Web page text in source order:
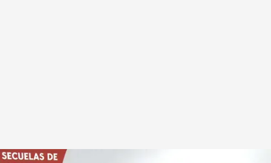
Los cambios anímicos que sufren los niños tres meses después de la DANA